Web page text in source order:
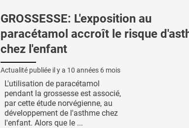
GROSSESSE: L'exposition au
paracétamol accroît le risque
chez l'enfant
Actualité publiée il y a 10 années 6 mois
L'utilisation de paracétamol
pendant la grossesse est associé,
par cette étude norvégienne, au
développement de l'asthme chez
l'enfant. Alors que le ...